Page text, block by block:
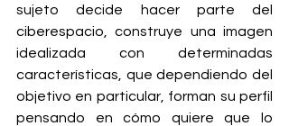
sujeto decide hacer parte del
ciberespacio, construye una imagen
idealizada con determinadas
características, que dependiendo del
objetivo en particular, forman su perfil
pensando en cómo quiere que lo